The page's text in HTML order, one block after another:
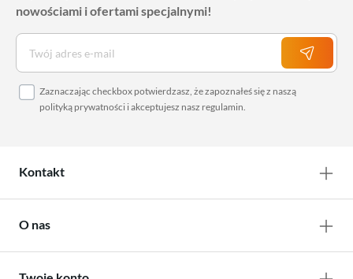
nowościami i ofertami specjalnymi!
Zaznaczając checkbox potwierdzasz, że zapoznałeś się z naszą
polityką prywatności i akceptujesz nasz regulamin.
Kontakt
O nas